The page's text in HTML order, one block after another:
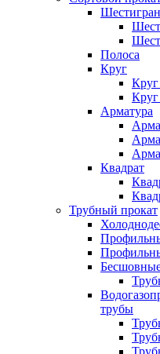
Полоса
Круг
Круг
Арматура
Квадрат
Трубный прокат
трубы